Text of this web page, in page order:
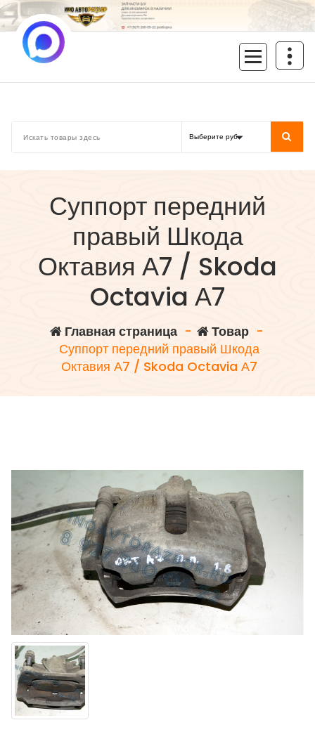
Перейти
к
содержимому
Суппорт передний
правый Шкода
Октавия А7 / Skoda
Octavia А7
Главная страница- Товар-
Суппорт передний правый Шкода
Октавия А7 / Skoda Octavia А7